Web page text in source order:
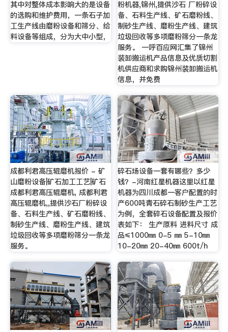
其中对整体成本影响大的是设备
的选购和维护费用，一条石子加
工生产线由磨粉设备和筛分、给
料设备等组成，分为大中小型，
粉机器,锦州,提供沙石 厂粉碎设
备、石料生产线、矿石磨粉线、
制砂生产线、磨粉生产线、建筑
垃圾回收等多项磨粉筛分一条龙
服务。 一呼百应网汇集了锦州
装卸搬运机产品信息及优质切割
机供应商和求购锦州装卸搬运机
信息，并免费
成都利君高压辊磨机报价 - 矿
山磨粉设备|矿石加工工艺|矿石
成都利君高压辊磨机, 成都利君
高压辊磨机,,提供沙石厂粉碎设
备、石料生产线、矿石磨粉线、
制砂生产线、磨粉生产线、建筑
垃圾回收等多项磨粉筛分一条龙
服务。
碎石场设备一套有哪些？多少
钱？-河南红星机器这里以红星
机器为四川成都一客户配置的时
产600吨青石碎石制砂生产工艺
为例，全套碎石设备配置及报价
表如下： 生产原料 进料尺寸 成
品≤1000㎜ 0-5 ㎜ 5-10㎜
10-20㎜ 20-40㎜ 600t/h